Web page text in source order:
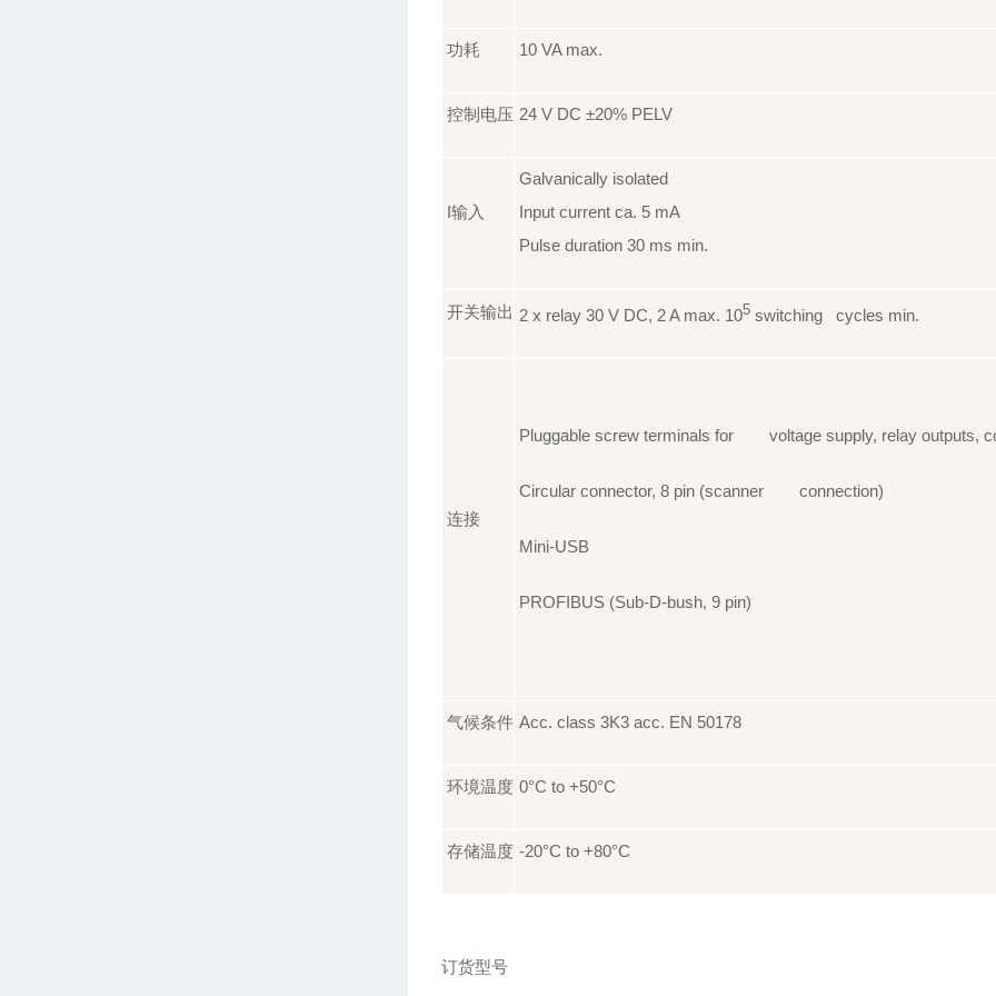
功耗 10 VA max.
控制电压 24 V DC ±20% PELV
I输入
Galvanically isolated
Input current ca. 5 mA
Pulse duration 30 ms min.
开关输出 2 x relay 30 V DC, 2 A max. 105 switching cycles min.
连接
Pluggable screw terminals for voltage supply, relay outputs,
Circular connector, 8 pin (scanner connection)
Mini-USB
PROFIBUS (Sub-D-bush, 9 pin)
气候条件 Acc. class 3K3 acc. EN 50178
环境温度 0°C to +50°C
存储温度 -20°C to +80°C
订货型号